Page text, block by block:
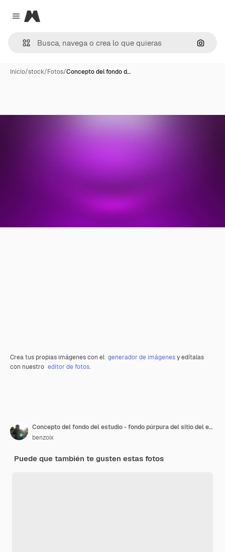
Close menu
Magnific
Inicio/stock/Fotos/Concepto del fondo d…
Crea tus propias imágenes con el generador de imágenesy edítalas
con nuestro editor de fotos.
Concepto del fondo del estudio - fondo púrpura del sitio del estudio de la pendiente ligera vacía abstracta para el producto. Fondo liso del estudio.
benzoix
Puede que también te gusten estas fotos